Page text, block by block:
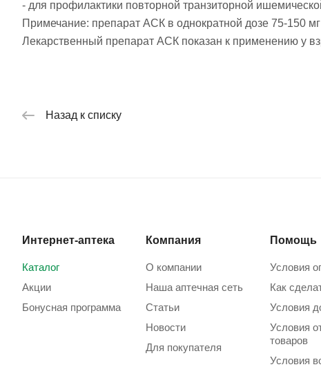
- для профилактики повторной транзиторной
Примечание: препарат АСК в однократной дозе 75-150
Лекарственный препарат АСК показан к применению у
Назад к списку
Интернет-аптека
Каталог
Акции
Бонусная программа
Компания
О компании
Наша аптечная сеть
Статьи
Новости
Для покупателя
Помощь
Условия
Как
Условия
Условия
товаров
Условия